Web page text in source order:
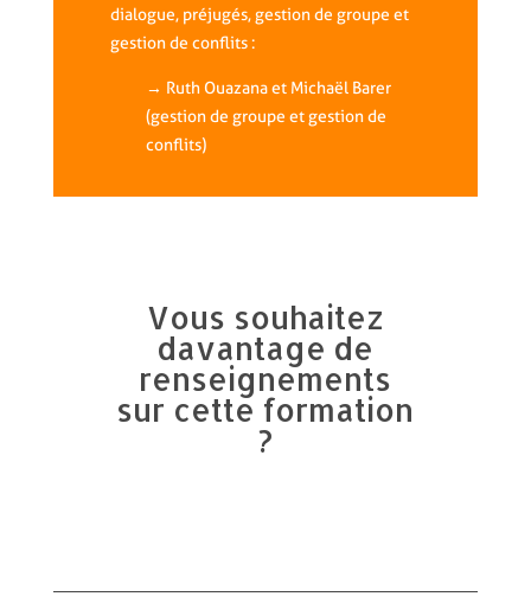
dialogue, préjugés, gestion de groupe et
gestion de conflits :
→ Ruth Ouazana et Michaël Barer
(gestion de groupe et gestion de
conflits)
Vous souhaitez
davantage de
renseignements
sur cette formation
?